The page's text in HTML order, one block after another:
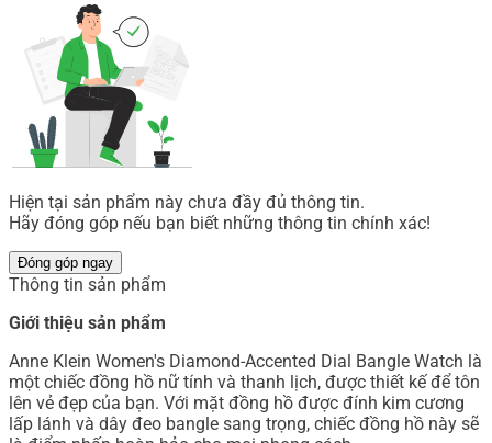
Hiện tại sản phẩm này chưa đầy đủ thông tin.
Hãy đóng góp nếu bạn biết những thông tin chính xác!
Đóng góp ngay
Thông tin sản phẩm
Giới thiệu sản phẩm
Anne Klein Women's Diamond-Accented Dial Bangle Watch là
một chiếc đồng hồ nữ tính và thanh lịch, được thiết kế để tôn
lên vẻ đẹp của bạn. Với mặt đồng hồ được đính kim cương
lấp lánh và dây đeo bangle sang trọng, chiếc đồng hồ này sẽ